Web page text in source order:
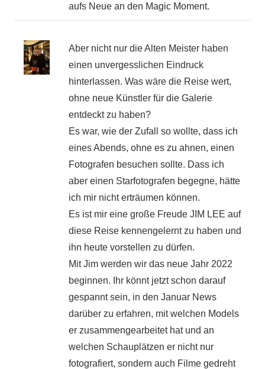
aufs Neue an den Magic Moment.
Aber nicht nur die Alten Meister haben
einen unvergesslichen Eindruck
hinterlassen. Was wäre die Reise wert,
ohne neue Künstler für die Galerie
entdeckt zu haben?
Es war, wie der Zufall so wollte, dass ich
eines Abends, ohne es zu ahnen, einen
Fotografen besuchen sollte. Dass ich
aber einen Starfotografen begegne, hätte
ich mir nicht erträumen können.
Es ist mir eine große Freude JIM LEE auf
diese Reise kennengelernt zu haben und
ihn heute vorstellen zu dürfen.
Mit Jim werden wir das neue Jahr 2022
beginnen. Ihr könnt jetzt schon darauf
gespannt sein, in den Januar News
darüber zu erfahren, mit welchen Models
er zusammengearbeitet hat und an
welchen Schauplätzen er nicht nur
fotografiert, sondern auch Filme gedreht